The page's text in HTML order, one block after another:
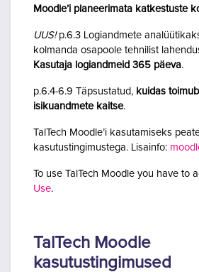
Moodle’i planeerimata katkestuste
UUS!p.6.3 Logiandmete
kolmanda osapoole tehnilist
Kasutaja logiandmeid 365 päeva.
p.6.4-6.9 Täpsustatud, kuidas
isikuandmete kaitse.
TalTech Moodle’i kasutamiseks
kasutustingimustega. Lisainfo:
To use TalTech Moodle you have to
Use.
TalTech Moodle
kasutustingimused